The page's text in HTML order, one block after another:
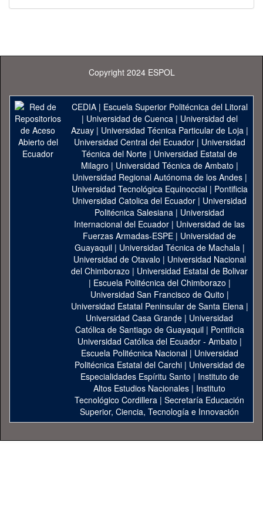
Copyright 2024 ESPOL
CEDIA| Escuela Superior Politécnica del Litoral
| Universidad de Cuenca| Universidad del
Azuay| Universidad Técnica Particular de Loja|
Universidad Central del Ecuador| Universidad
Técnica del Norte | Universidad Estatal de
Milagro | Universidad Técnica de Ambato |
Universidad Regional Autónoma de los Andes|
Universidad Tecnológica Equinoccial| Pontificia
Universidad Catolica del Ecuador | Universidad
Politécnica Salesiana | Universidad
Internacional del Ecuador | Universidad de las
Fuerzas Armadas-ESPE | Universidad de
Guayaquil| Universidad Técnica de Machala|
Universidad de Otavalo | Universidad Nacional
del Chimborazo | Universidad Estatal de Bolivar
| Escuela Politécnica del Chimborazo |
Universidad San Francisco de Quito |
Universidad Estatal Peninsular de Santa Elena|
Universidad Casa Grande | Universidad
Católica de Santiago de Guayaquil| Pontificia
Universidad Católica del Ecuador - Ambato |
Escuela Politécnica Nacional| Universidad
Politécnica Estatal del Carchi| Universidad de
Especialidades Espíritu Santo | Instituto de
Altos Estudios Nacionales | Instituto
Tecnológico Cordillera | Secretaría Educación
Superior, Ciencia, Tecnología e Innovación